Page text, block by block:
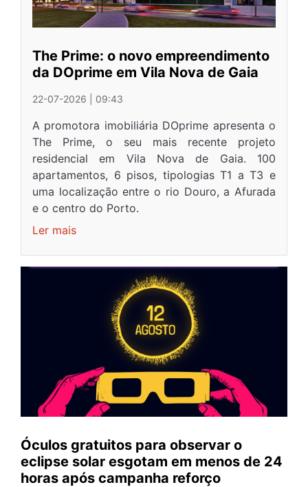
The Prime: o novo empreendimento
da DOprime em Vila Nova de Gaia
22-07-2026 | 09:43
A promotora imobiliária DOprime apresenta o
The Prime, o seu mais recente projeto
residencial em Vila Nova de Gaia. 100
apartamentos, 6 pisos, tipologias T1 a T3 e
uma localização entre o rio Douro, a Afurada
e o centro do Porto.
Ler mais
Prime:
empreendimento
DOprime
Vila
Nova
de
Óculos gratuitos para observar o
eclipse solar esgotam em menos de 24
horas após campanha reforço